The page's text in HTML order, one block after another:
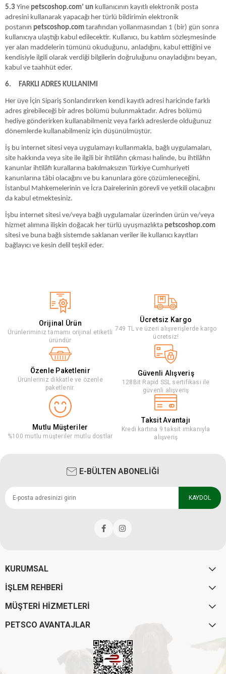
5.3 Yine petscoshop.com’ un kullanıcının kayıtlı elektronik posta
adresini kullanarak yapacağı her türlü bildirimin elektronik
postanın petscoshop.com tarafından yollanmasından 1 (bir) gün sonra
kullanıcıya ulaştığı kabul edilecektir. Kullanıcı, bu katılım sözleşmesinde
yer alan maddelerin tümünü okuduğunu, anladığını, kabul ettiğini ve
kendisiyle ilgili olarak verdiği bilgilerin doğruluğunu onayladığını beyan,
kabul ve taahhüt eder.
6. FARKLI ADRES KULLANIMI
Her üye İçin Sipariş Sonlandırırken kendi kayıtlı adresi haricinde farklı
adres girebileceği bir adres bölümü bulunmaktadır. Adres bölümü
hediye gönderirken kullanabilmeniz veya farklı adreslerde olduğunuz
dönemlerde kullanabilmeniz için düşünülmüştür.
İş bu internet sitesi veya uygulamayı kullanmakla, bağlı uygulamaları,
site hakkında veya site ile ilgili bir ihtilâfın çıkması halinde, bu ihtilâfın
kanunlar ihtilâfı kurallarına bakılmaksızın Türkiye Cumhuriyeti
kanunlarına tâbi olacağını ve bu kanunlara göre çözümleneceğini,
İstanbul Mahkemelerinin ve İcra Dairelerinin görevli ve yetkili olacağını
da kabul etmektesiniz.
İşbu internet sitesi ve/veya bağlı uygulamalar üzerinden ürün ve/veya
hizmet alımına ilişkin doğacak her türlü uyuşmazlıkta petscoshop.com
sitesi ve buna bağlı sistemde saklanan veriler ile kullanıcı kayıtları
bağlayıcı ve kesin delil teşkil eder.
Orijinal Ürün
Ürünleriminiz tamamı orijinal etiketli
üründür
Ücretsiz Kargo
749 TL ve üzeri alışverişlerde kargo
ücretsiz!
Özenle Paketlenir
Ürünleriniz dikkatle ve özenle
paketlenir.
Güvenli Alışveriş
128Bit Rapid SSL sertifikası ile
güvenli alışveriş
Mutlu Müşteriler
%100 mutlu müşteriler mutlu dostlar
Taksit Avantajı
Kredi kartına 9 taksit imkanıyla
alışveriş
E-BÜLTEN ABONELİĞİ
KAYDOL
KURUMSAL
İŞLEM REHBERİ
MÜŞTERİ HİZMETLERİ
PETSCO AVANTAJLAR